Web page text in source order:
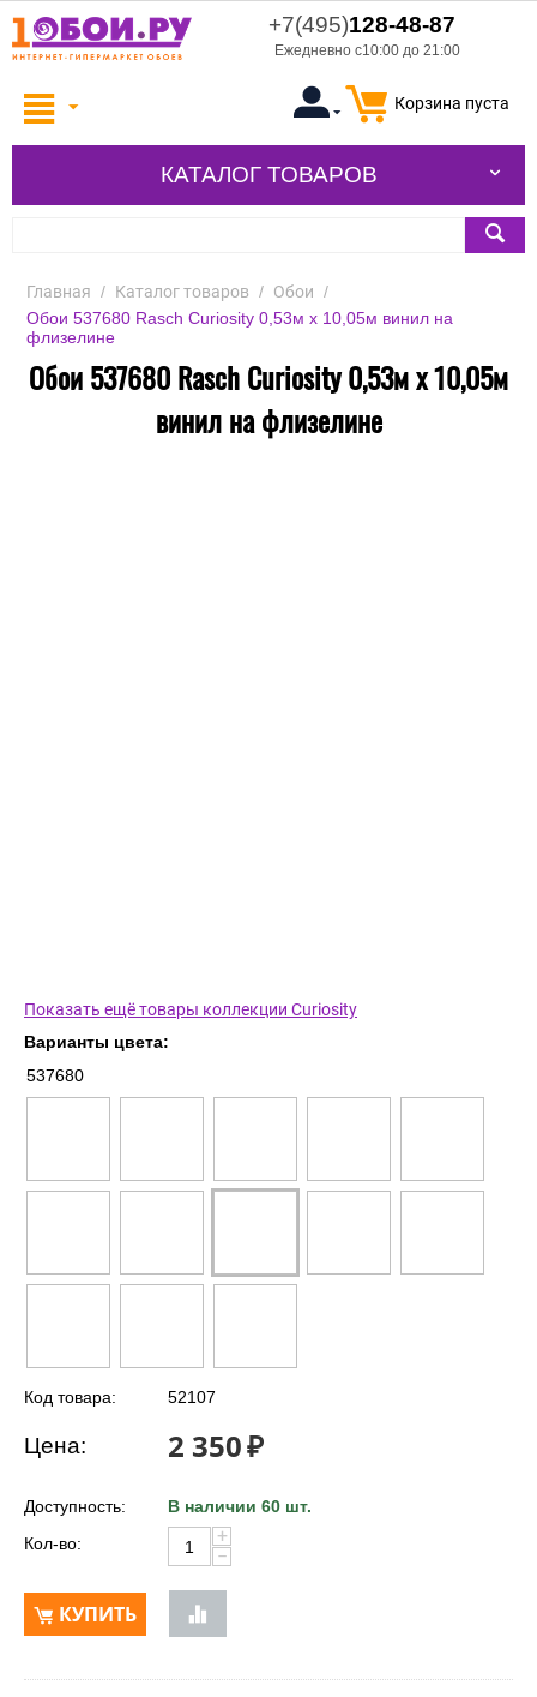
+7(495)128-48-87
Ежедневно с10:00 до 21:00
Корзина пуста
КАТАЛОГ ТОВАРОВ
Главная / Каталог товаров / Обои /
Обои 537680 Rasch Curiosity 0,53м x 10,05м винил на
флизелине
Обои 537680 Rasch Curiosity 0,53м x 10,05м
винил на флизелине
Показать ещё товары коллекции Curiosity
Варианты цвета:
537680
Код товара: 52107
Цена: 2 350₽
Доступность:
В наличии 60 шт.
Кол-во:
+
−
КУПИТЬ